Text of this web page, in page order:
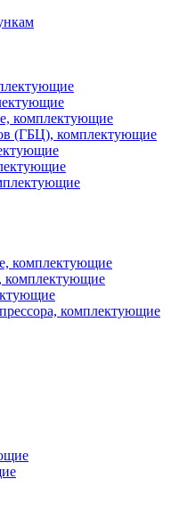
комплектующие
(ГБЦ), комплектующие
комплектующие
комплектующие
комплектующие